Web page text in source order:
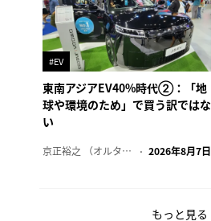
#EV
東南アジアEV40%時代②：「地
球や環境のため」で買う訳ではな
い
京正裕之 （オルタナ副編集長） 2026年8月7日
もっと見る